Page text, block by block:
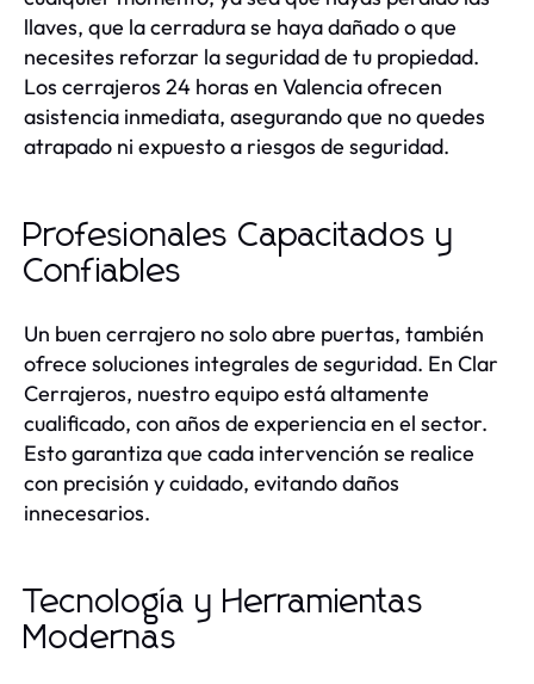
llaves, que la cerradura se haya dañado o que
necesites reforzar la seguridad de tu propiedad.
Los cerrajeros 24 horas en Valencia ofrecen
asistencia inmediata, asegurando que no quedes
atrapado ni expuesto a riesgos de seguridad.
Profesionales Capacitados y
Confiables
Un buen cerrajero no solo abre puertas, también
ofrece soluciones integrales de seguridad. En Clar
Cerrajeros, nuestro equipo está altamente
cualificado, con años de experiencia en el sector.
Esto garantiza que cada intervención se realice
con precisión y cuidado, evitando daños
innecesarios.
Tecnología y Herramientas
Modernas